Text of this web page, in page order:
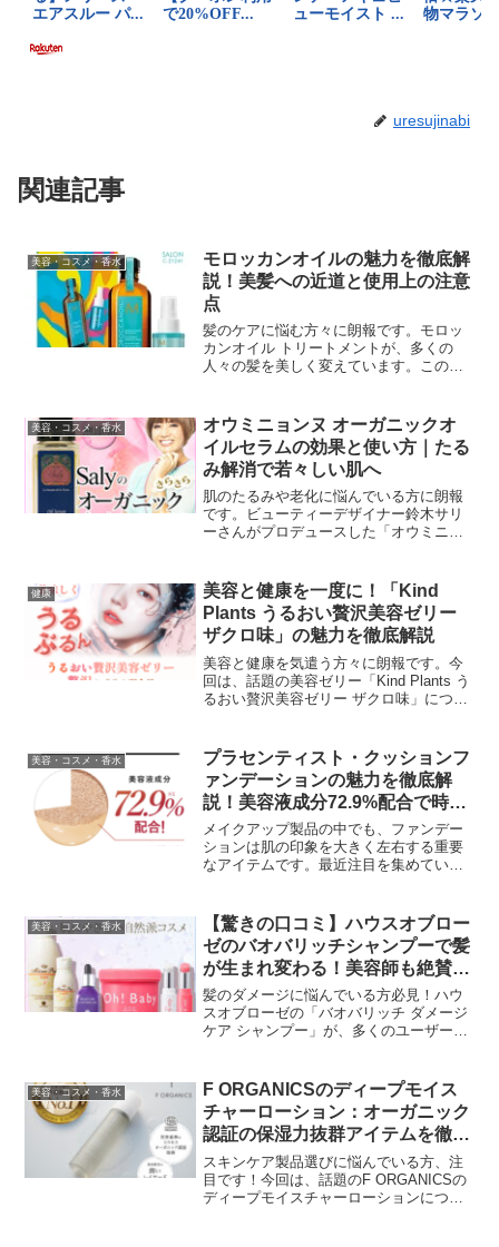
uresujinabi
関連記事
美容・コスメ・香水
モロッカンオイルの魅力を徹底解
説！美髪への近道と使用上の注意
点
髪のケアに悩む方々に朗報です。モロッ
カンオイル トリートメントが、多くの
人々の髪を美しく変えています。このオ
ルの魅力と効果モロッカンオイルは、そ
の優れた効果で多くの人々...
美容・コスメ・香水
オウミニョンヌ オーガニックオ
イルセラムの効果と使い方｜たる
み解消で若々しい肌へ
肌のたるみや老化に悩んでいる方に朗報
です。ビューティーデザイナー鈴木サリ
ーさんがプロデュースした「オウミニョ
記事では、このオイルセラムの効果や使
い方、口コミについて詳...
健康
美容と健康を一度に！「Kind
Plants うるおい贅沢美容ゼリー
ザクロ味」の魅力を徹底解説
美容と健康を気遣う方々に朗報です。今
回は、話題の美容ゼリー「Kind Plants う
るおい贅沢美容ゼリー ザクロ味」につい
です。うるおい贅沢美容ゼリー
【Kindpla...
美容・コスメ・香水
プラセンティスト・クッションフ
ァンデーションの魅力を徹底解
説！美容液成分72.9%配合で時短
メイクも実現
メイクアップ製品の中でも、ファンデー
ションは肌の印象を大きく左右する重要
なアイテムです。最近注目を集めている
詳しく解説していきます。プラセンティ
スト・クッションファンデ...
美容・コスメ・香水
【驚きの口コミ】ハウスオブロー
ゼのバオバリッチシャンプーで髪
が生まれ変わる！美容師も絶賛の
秘密とは？
髪のダメージに悩んでいる方必見！ハウ
スオブローゼの「バオバリッチ ダメージ
ケア シャンプー」が、多くのユーザーか
支持されているのか、詳しく見ていきま
しょう。肌への優しさ...
美容・コスメ・香水
F ORGANICSのディープモイス
チャーローション：オーガニック
認証の保湿力抜群アイテムを徹底
解析！
スキンケア製品選びに悩んでいる方、注
目です！今回は、話題のF ORGANICSの
ディープモイスチャーローションについ